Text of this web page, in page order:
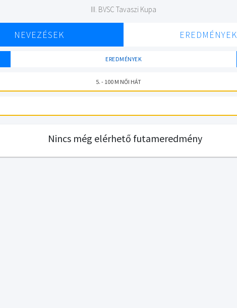
III. BVSC Tavaszi Kupa
NEVEZÉSEK EREDMÉNYEK
EREDMÉNYEK
5. - 100 M NŐI HÁT
Nincs még elérhető futameredmény